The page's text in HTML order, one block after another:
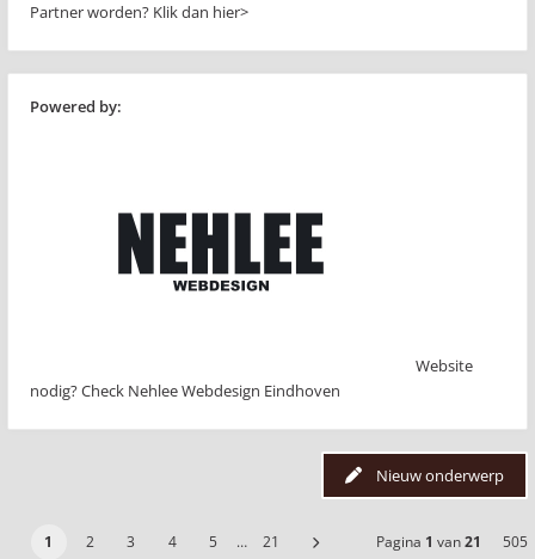
Partner worden? Klik dan hier>
Powered by:
Website
nodig? Check Nehlee Webdesign Eindhoven
Nieuw onderwerp
1 2 3 4 5 … 21 Pagina 1 van21 505